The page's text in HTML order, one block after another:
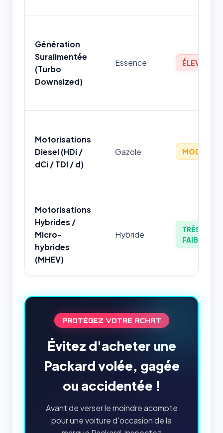
Génération
Suralimentée
(Turbo
Downsized)
Essence ÉLEVÉ
Motorisations
Diesel (HDi /
dCi / TDI / d)
Gazole MODÉRÉ
Motorisations
Hybrides /
Micro-
hybrides
(MHEV)
Hybride
TRÈS
FAIBLE
PROTÉGEZ VOTRE ACHAT
Évitez d'acheter une
Packard volée, gagée
ou accidentée !
Avant de verser le moindre acompte
pour une voiture d'occasion de la